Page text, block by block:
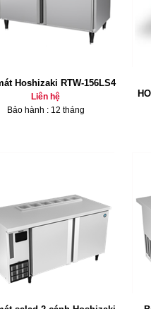
Hoshizaki RTW-156LS4
Liên hệ
Bảo hành : 12 tháng